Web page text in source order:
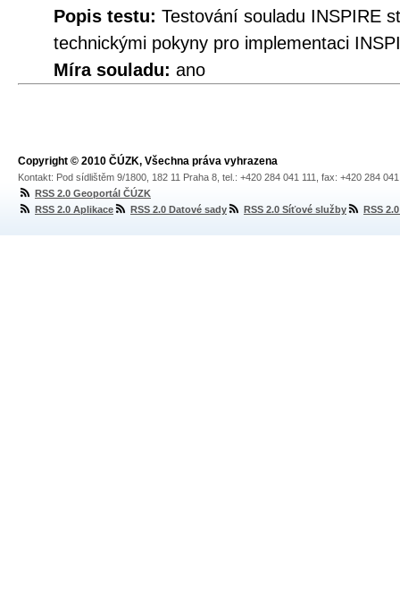
Popis testu: Testování souladu INSPIRE
technickými pokyny pro implementaci
Míra souladu: ano
Copyright © 2010 ČÚZK, Všechna práva vyhrazena
Kontakt: Pod sídlištěm 9/1800, 182 11 Praha 8, tel.: +420 284 041 111, fax: +420 284
RSS 2.0 Geoportál ČÚZK
RSS 2.0 Aplikace
RSS 2.0 Datové sady RSS 2.0 Síťové služby RSS